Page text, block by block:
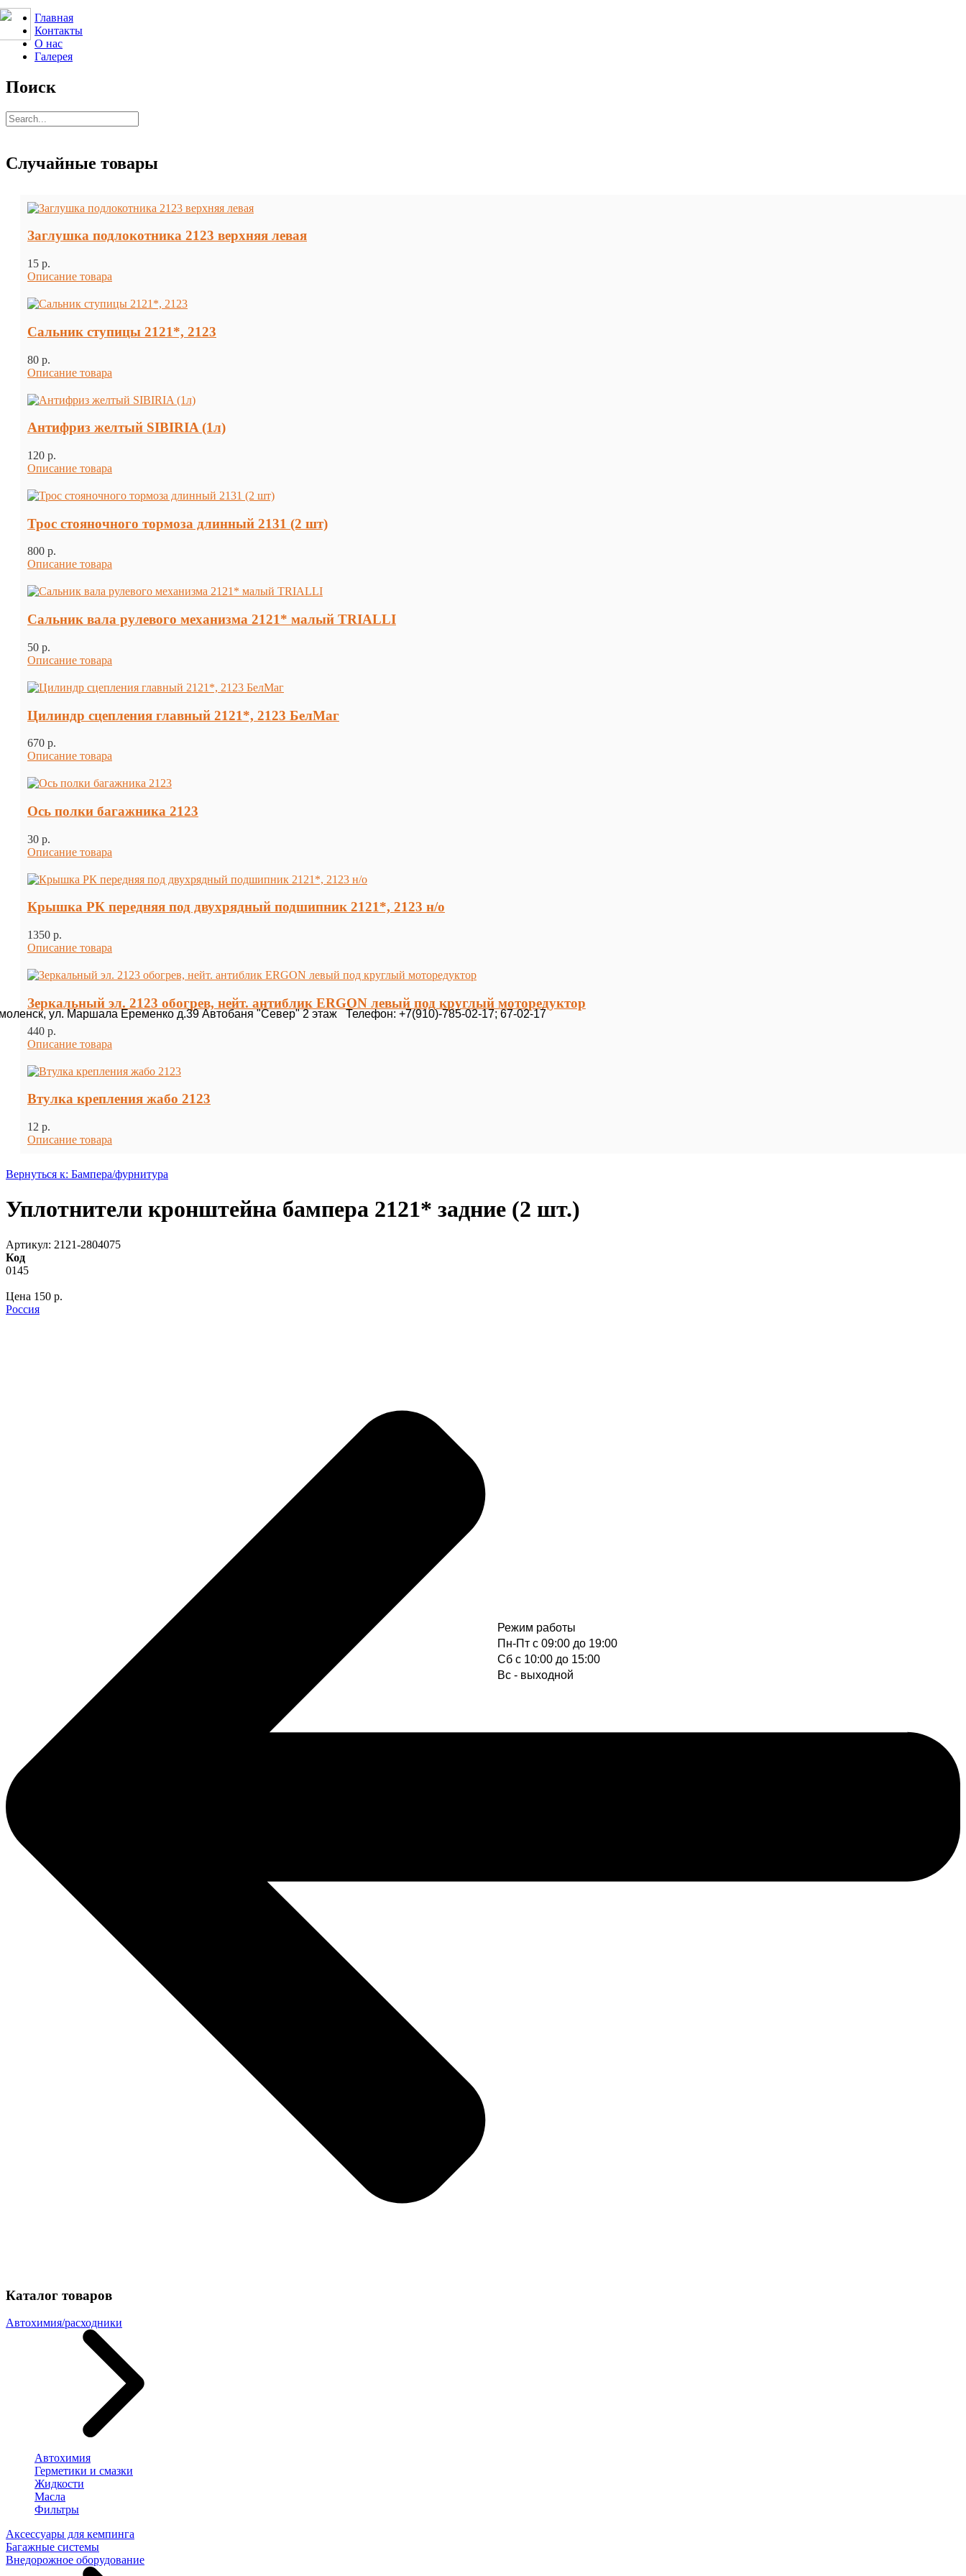
Режим работы
Пн-Пт с 09:00 до 19:00
Cб с 10:00 до 15:00
Вс - выходной
ул. Маршала Еременко д.39 Автобаня "Север" 2 этаж Телефон: +7(910)-785-02-17; 67-02-17
Главная
Контакты
О нас
Галерея
Поиск
Случайные товары
Заглушка подлокотника 2123 верхняя левая
15 p.
Описание товара
Сальник ступицы 2121*, 2123
80 p.
Описание товара
Антифриз желтый SIBIRIA (1л)
120 p.
Описание товара
Трос стояночного тормоза длинный 2131 (2 шт)
800 p.
Описание товара
Сальник вала рулевого механизма 2121* малый TRIALLI
50 p.
Описание товара
Цилиндр сцепления главный 2121*, 2123 БелМаг
670 p.
Описание товара
Ось полки багажника 2123
30 p.
Описание товара
Крышка РК передняя под двухрядный подшипник 2121*, 2123 н/о
1350 p.
Описание товара
Зеркальный эл. 2123 обогрев, нейт. антиблик ERGON левый под круглый моторедуктор
440 p.
Описание товара
Втулка крепления жабо 2123
12 p.
Описание товара
Вернуться к: Бампера/фурнитура
Уплотнители кронштейна бампера 2121* задние (2 шт.)
Артикул: 2121-2804075
Код
0145
Цена 150 p.
Россия
Каталог товаров
Автохимия/расходники
Автохимия
Герметики и смазки
Жидкости
Масла
Фильтры
Аксессуары для кемпинга
Багажные системы
Внедорожное оборудование